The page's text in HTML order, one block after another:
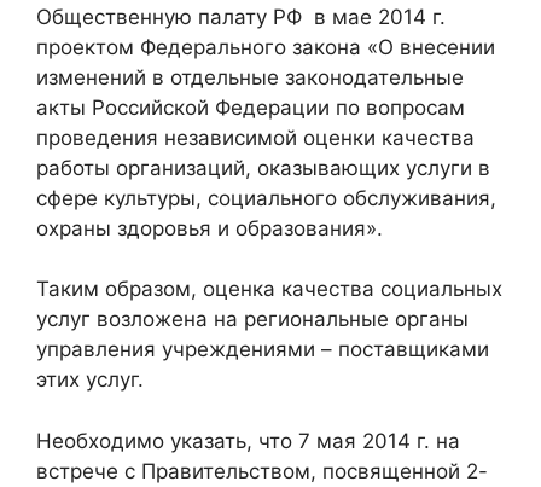
Общественную палату РФ в мае 2014 г.
проектом Федерального закона «О внесении
изменений в отдельные законодательные
акты Российской Федерации по вопросам
проведения независимой оценки качества
работы организаций, оказывающих услуги в
сфере культуры, социального обслуживания,
охраны здоровья и образования».
Таким образом, оценка качества социальных
услуг возложена на региональные органы
управления учреждениями – поставщиками
этих услуг.
Необходимо указать, что 7 мая 2014 г. на
встрече с Правительством, посвященной 2-